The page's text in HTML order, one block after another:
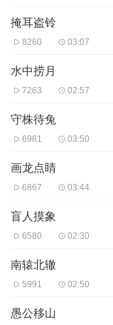
掩耳盗铃
8260 03:07
水中捞月
7263 02:57
守株待兔
6981 03:50
画龙点睛
6867 03:44
盲人摸象
6580 02:30
南辕北辙
5991 02:50
愚公移山